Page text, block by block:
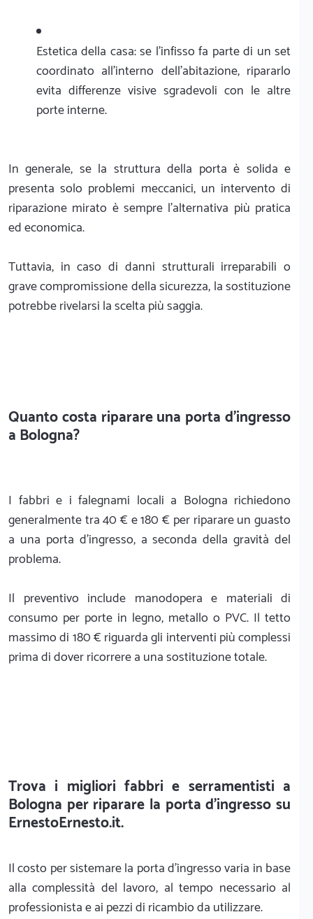
Estetica della casa: se l'infisso fa parte di un set
coordinato all'interno dell'abitazione, ripararlo
evita differenze visive sgradevoli con le altre
porte interne.
In generale, se la struttura della porta è solida e
presenta solo problemi meccanici, un intervento di
riparazione mirato è sempre l'alternativa più pratica
ed economica.
Tuttavia, in caso di danni strutturali irreparabili o
grave compromissione della sicurezza, la sostituzione
potrebbe rivelarsi la scelta più saggia.
Quanto costa riparare una porta d'ingresso
a Bologna?
I fabbri e i falegnami locali a Bologna richiedono
generalmente tra 40 € e 180 € per riparare un guasto
a una porta d'ingresso, a seconda della gravità del
problema.
Il preventivo include manodopera e materiali di
consumo per porte in legno, metallo o PVC. Il tetto
massimo di 180 € riguarda gli interventi più complessi
prima di dover ricorrere a una sostituzione totale.
Trova i migliori fabbri e serramentisti a
Bologna per riparare la porta d'ingresso su
ErnestoErnesto.it.
Il costo per sistemare la porta d'ingresso varia in base
alla complessità del lavoro, al tempo necessario al
professionista e ai pezzi di ricambio da utilizzare.